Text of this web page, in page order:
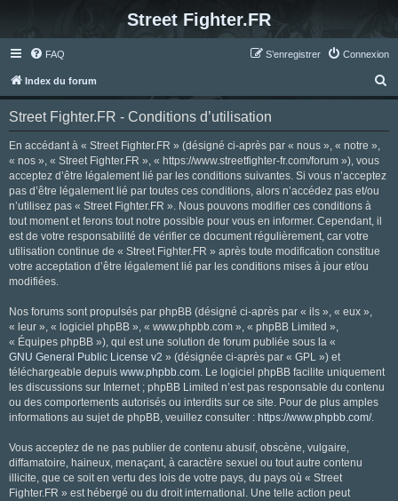
Street Fighter.FR
FAQ Connexion
S’enregistrer
Index du forum
e
Street Fighter.FR - Conditions d’utilisation
En accédant à « Street Fighter.FR » (désigné ci-après par « nous », « notre »,
« nos », « Street Fighter.FR », « https://www.streetfighter-fr.com/forum »), vous
acceptez d’être légalement lié par les conditions suivantes. Si vous n’acceptez
pas d’être légalement lié par toutes ces conditions, alors n’accédez pas et/ou
n’utilisez pas « Street Fighter.FR ». Nous pouvons modifier ces conditions à
tout moment et ferons tout notre possible pour vous en informer. Cependant, il
est de votre responsabilité de vérifier ce document régulièrement, car votre
utilisation continue de « Street Fighter.FR » après toute modification constitue
votre acceptation d’être légalement lié par les conditions mises à jour et/ou
modifiées.
Nos forums sont propulsés par phpBB (désigné ci-après par « ils », « eux »,
« leur », « logiciel phpBB », « www.phpbb.com », « phpBB Limited »,
« Équipes phpBB »), qui est une solution de forum publiée sous la «
GNU General Public License v2 » (désignée ci-après par « GPL ») et
téléchargeable depuis www.phpbb.com. Le logiciel phpBB facilite uniquement
les discussions sur Internet ; phpBB Limited n’est pas responsable du contenu
ou des comportements autorisés ou interdits sur ce site. Pour de plus amples
informations au sujet de phpBB, veuillez consulter : https://www.phpbb.com/.
Vous acceptez de ne pas publier de contenu abusif, obscène, vulgaire,
diffamatoire, haineux, menaçant, à caractère sexuel ou tout autre contenu
illicite, que ce soit en vertu des lois de votre pays, du pays où « Street
Fighter.FR » est hébergé ou du droit international. Une telle action peut